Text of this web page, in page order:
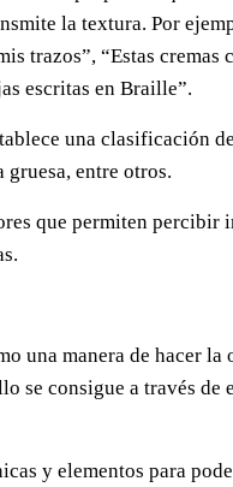
la textura. Por
trazos”, “Estas cremas
escritas en Braille”.
una clasificación
entre otros.
que permiten percibir
una manera de hacer la
se consigue a través de
y elementos para